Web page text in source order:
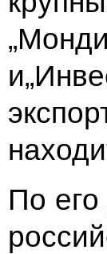
По